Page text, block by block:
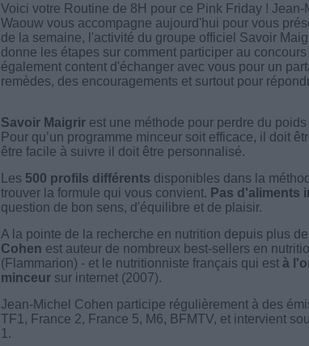
Voici votre Routine de 8H pour ce Pink Friday ! Jean-
Waouw vous accompagne aujourd'hui pour vous
de la semaine, l'activité du groupe officiel Savoir
donne les étapes sur comment participer au
également content d'échanger avec vous pour un
remèdes, des encouragements et surtout pour
Savoir Maigrirest une méthode pour perdre du
Pour qu’un programme minceur soit efficace, il doit
être facile à suivre il doit être personnalisé.
Les 500 profils différents disponibles dans la
trouver la formule qui vous convient. Pas d'aliments
question de bon sens, d'équilibre et de plaisir.
A la pointe de la recherche en nutrition depuis plus
Cohen est auteur de nombreux best-sellers en
(Flammarion) - et le nutritionniste français qui est à
minceursur internet (2007).
Jean-Michel Cohen participe régulièrement à des
TF1, France 2, France 5, M6, BFMTV, et intervient
1.